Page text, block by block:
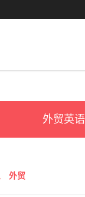
外贸英语
外贸